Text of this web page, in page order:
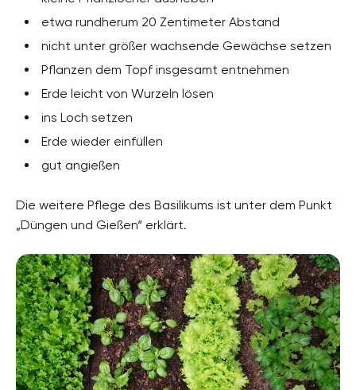
etwa rundherum 20 Zentimeter Abstand
nicht unter größer wachsende Gewächse setzen
Pflanzen dem Topf insgesamt entnehmen
Erde leicht von Wurzeln lösen
ins Loch setzen
Erde wieder einfüllen
gut angießen
Die weitere Pflege des Basilikums ist unter dem Punkt
„Düngen und Gießen“ erklärt.